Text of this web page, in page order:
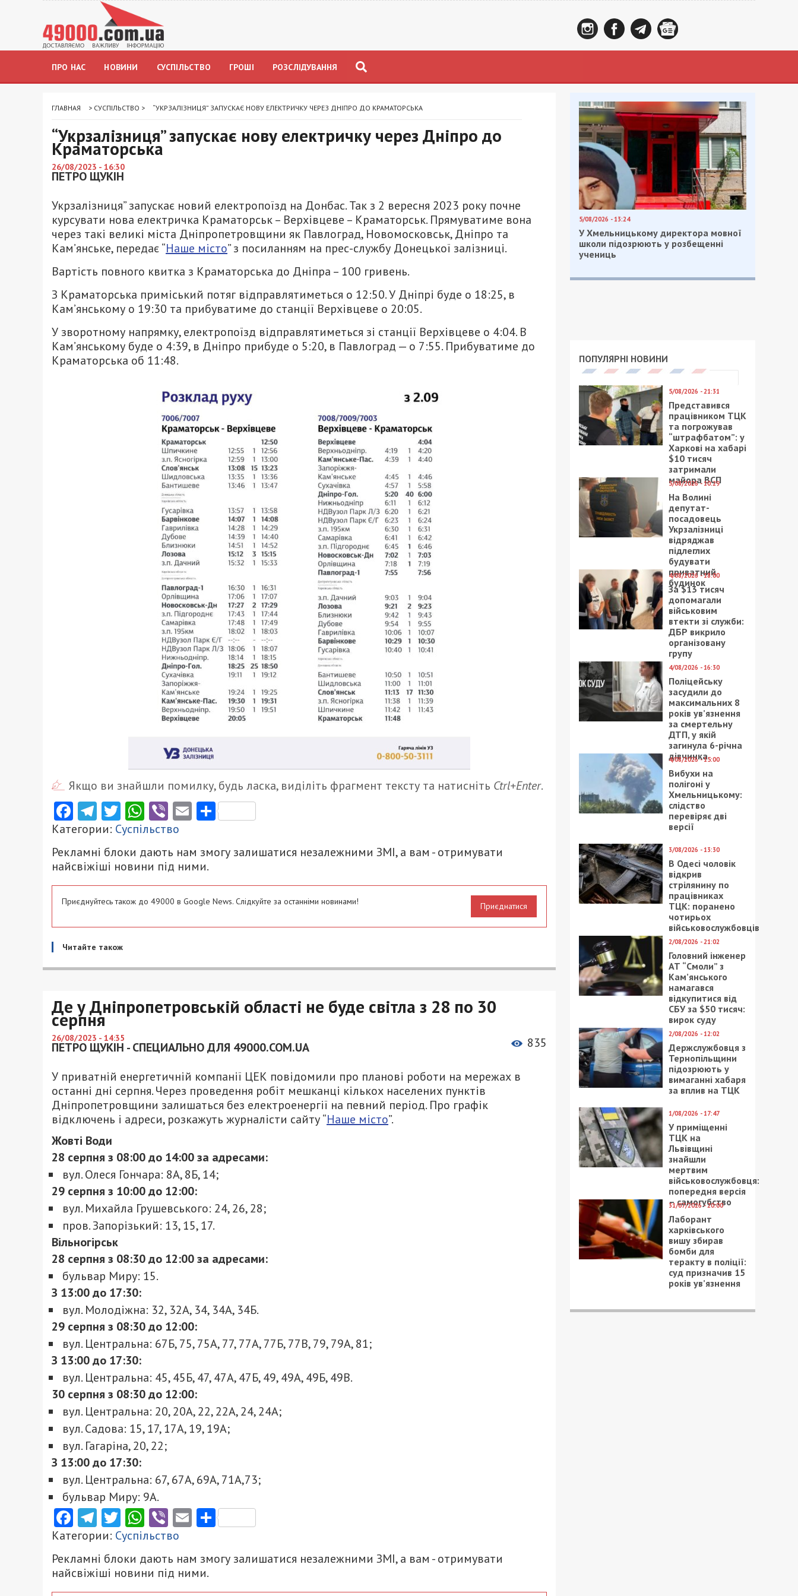
ПРО НАС НОВИНИ СУСПІЛЬСТВО ГРОШІ РОЗСЛІДУВАННЯ
ГЛАВНАЯ > СУСПІЛЬСТВО > “УКРЗАЛІЗНИЦЯ” ЗАПУСКАЄ НОВУ ЕЛЕКТРИЧКУ ЧЕРЕЗ ДНІПРО ДО КРАМАТОРСЬКА
“Укрзалізниця” запускає нову електричку через Дніпро до
Краматорська
26/08/2023 - 16:30
ПЕТРО ЩУКІН
Укрзалізниця” запускає новий електропоїзд на Донбас. Так з 2 вересня 2023 року почне
курсувати нова електричка Краматорськ – Верхівцеве – Краматорськ. Прямуватиме вона
через такі великі міста Дніпропетровщини як Павлоград, Новомосковськ, Дніпро та
Кам’янське, передає “Наше місто” з посиланням на прес-службу Донецької залізниці.
Вартість повного квитка з Краматорська до Дніпра – 100 гривень.
З Краматорська приміський потяг відправлятиметься о 12:50. У Дніпрі буде о 18:25, в
Кам’янському о 19:30 та прибуватиме до станції Верхівцеве о 20:05.
У зворотному напрямку, електропоїзд відправлятиметься зі станції Верхівцеве о 4:04. В
Кам’янському буде о 4:39, в Дніпро прибуде о 5:20, в Павлоград — о 7:55. Прибуватиме до
Краматорська об 11:48.
Якщо ви знайшли помилку, будь ласка, виділіть фрагмент тексту та натисніть Ctrl+Enter.
Facebook
Telegram
Twitter
WhatsApp
ViberEmailПоділитися
Категории: Суспільство
Рекламні блоки дають нам змогу залишатися незалежними ЗМІ, а вам - отримувати
найсвіжіші новини під ними.
Приєднуйтесь також до 49000 в Google News. Слідкуйте за останніми новинами! Приєднатися
Читайте також
Де у Дніпропетровській області не буде світла з 28 по 30
серпня
26/08/2023 - 14:35
ПЕТРО ЩУКІН - СПЕЦИАЛЬНО ДЛЯ 49000.COM.UA 835
У приватній енергетичній компанії ЦЕК повідомили про планові роботи на мережах в
останні дні серпня. Через проведення робіт мешканці кількох населених пунктів
Дніпропетровщини залишаться без електроенергії на певний період. Про графік
відключень і адреси, розкажуть журналісти сайту “Наше місто”.
Жовті Води
28 серпня з 08:00 до 14:00 за адресами:
вул. Олеся Гончара: 8А, 8Б, 14;
29 серпня з 10:00 до 12:00:
вул. Михайла Грушевського: 24, 26, 28;
пров. Запорізький: 13, 15, 17.
Вільногірськ
28 серпня з 08:30 до 12:00 за адресами:
бульвар Миру: 15.
З 13:00 до 17:30:
вул. Молодіжна: 32, 32А, 34, 34А, 34Б.
29 серпня з 08:30 до 12:00:
вул. Центральна: 67Б, 75, 75А, 77, 77А, 77Б, 77В, 79, 79А, 81;
З 13:00 до 17:30:
вул. Центральна: 45, 45Б, 47, 47А, 47Б, 49, 49А, 49Б, 49В.
30 серпня з 08:30 до 12:00:
вул. Центральна: 20, 20А, 22, 22А, 24, 24А;
вул. Садова: 15, 17, 17А, 19, 19А;
вул. Гагаріна, 20, 22;
З 13:00 до 17:30:
вул. Центральна: 67, 67А, 69А, 71А,73;
бульвар Миру: 9А.
Facebook
Telegram
Twitter
WhatsApp
ViberEmailПоділитися
Категории: Суспільство
Рекламні блоки дають нам змогу залишатися незалежними ЗМІ, а вам - отримувати
найсвіжіші новини під ними.
5/08/2026 - 13:24
У Хмельницькому директора мовної
школи підозрюють у розбещенні
учениць
ПОПУЛЯРНІ НОВИНИ
5/08/2026 - 21:31
Представився
працівником ТЦК
та погрожував
“штрафбатом”: у
Харкові на хабарі
$10 тисяч
затримали
майора ВСП
5/08/2026 - 10:29
На Волині
депутат-
посадовець
Укрзалізниці
відряджав
підлеглих
будувати
приватний
будинок
4/08/2026 - 18:00
За $13 тисяч
допомагали
військовим
втекти зі служби:
ДБР викрило
організовану
групу
4/08/2026 - 16:30
Поліцейську
засудили до
максимальних 8
років ув’язнення
за смертельну
ДТП, у якій
загинула 6-річна
дівчинка
4/08/2026 - 15:00
Вибухи на
полігоні у
Хмельницькому:
слідство
перевіряє дві
версії
3/08/2026 - 13:30
В Одесі чоловік
відкрив
стрілянину по
працівниках
ТЦК: поранено
чотирьох
військовослужбовців
2/08/2026 - 21:02
Головний інженер
АТ “Смоли” з
Кам’янського
намагався
відкупитися від
СБУ за $50 тисяч:
вирок суду
2/08/2026 - 12:02
Держслужбовця з
Тернопільщини
підозрюють у
вимаганні хабаря
за вплив на ТЦК
1/08/2026 - 17:47
У приміщенні
ТЦК на
Львівщині
знайшли
мертвим
військовослужбовця:
попередня версія
– самогубство
31/07/2026 - 20:00
Лаборант
харківського
вишу збирав
бомби для
теракту в поліції:
суд призначив 15
років ув’язнення